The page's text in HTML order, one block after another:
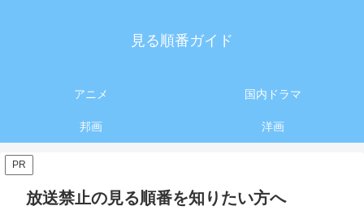
見る順番ガイド
アニメ 国内ドラマ
邦画 洋画
PR
放送禁止の見る順番を知りたい方へ